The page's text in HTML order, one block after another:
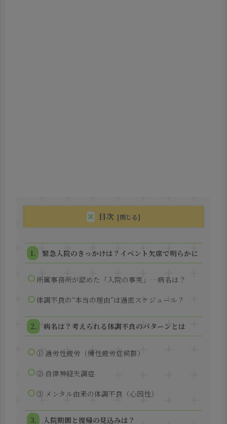
目次
緊急入院のきっかけは？イベント欠席で明らかに
所属事務所が認めた「入院の事実」…病名は？
体調不良の“本当の理由”は過密スケジュール？
病名は？考えられる体調不良のパターンとは
① 過労性疲労（慢性疲労症候群）
② 自律神経失調症
③ メンタル由来の体調不良（心因性）
入院期間と復帰の見込みは？